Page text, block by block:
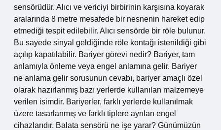
sensörüdür. Alıcı ve vericiyi birbirinin karşısına koyarak
aralarında 8 metre mesafede bir nesnenin hareket edip
etmediği tespit edilebilir. Alıcı sensörde bir röle bulunur.
Bu sayede sinyal geldiğinde röle kontağı istenildiği gibi
açılıp kapatılabilir. Bariyer görevi nedir? Bariyer, tam
anlamıyla önleme veya engel anlamına gelir. Bariyer
ne anlama gelir sorusunun cevabı, bariyer amaçlı özel
olarak hazırlanmış bazı yerlerde kullanılan malzemeye
verilen isimdir. Bariyerler, farklı yerlerde kullanılmak
üzere tasarlanmış ve farklı tiplere ayrılan engel
cihazlarıdır. Balata sensörü ne işe yarar? Günümüzün